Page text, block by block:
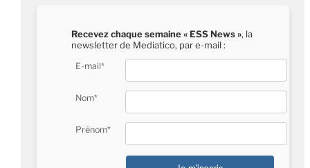
Recevez chaque semaine « ESS News », la
newsletter de Mediatico, par e-mail :
E-mail*
Nom*
Prénom*